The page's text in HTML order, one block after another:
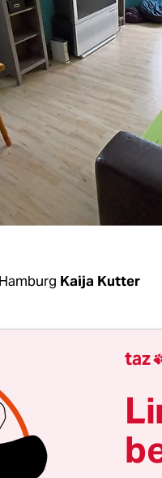
Kaija Kutter
Abgeordnete
nach
und Dörpling
liegt eine Antwort
Kieler
Jahr 15
taz